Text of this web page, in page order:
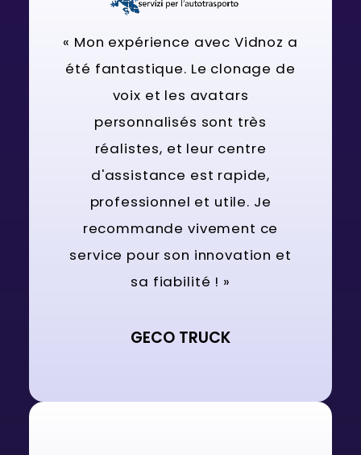
« Mon expérience avec Vidnoz a
été fantastique. Le clonage de
voix et les avatars
personnalisés sont très
réalistes, et leur centre
d'assistance est rapide,
professionnel et utile. Je
recommande vivement ce
service pour son innovation et
sa fiabilité ! »
GECO TRUCK